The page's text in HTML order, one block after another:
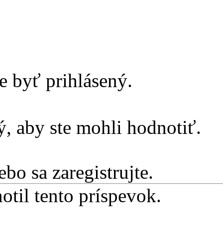
byť prihlásený.
aby ste mohli hodnotiť.
sa zaregistrujte.
tento príspevok.